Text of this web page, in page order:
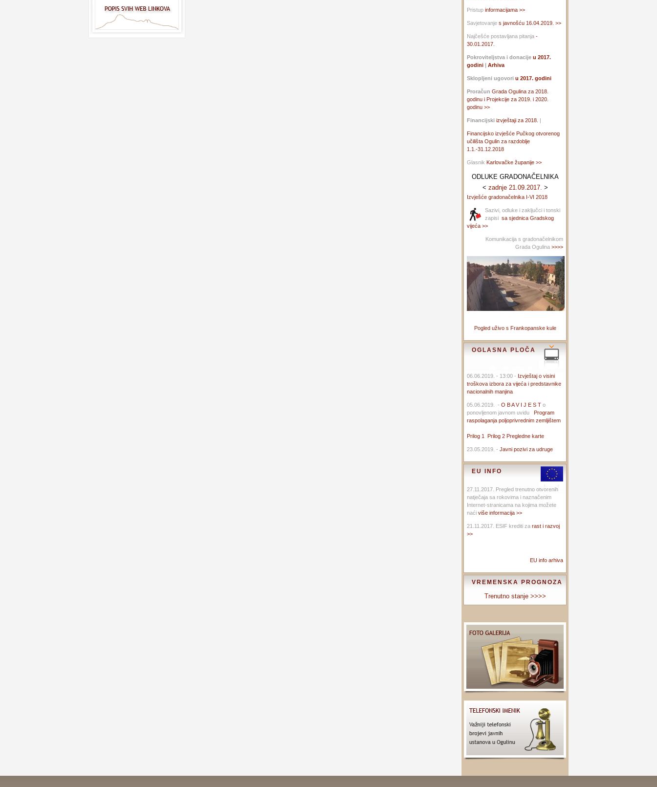
Pristup informacijama >>
Savjetovanje s javnošću 16.04.2019. >>
Najčešće postavljana pitanja -
30.01.2017.
Pokroviteljstva i donacije u 2017.
godini | Arhiva
Sklopljeni ugovori u 2017. godini
Proračun Grada Ogulina za 2018.
godinu i Projekcije za 2019. i 2020.
godinu >>
Financijski izvještaji za 2018. |
Financijsko izvješće Pučkog otvorenog
učilišta Ogulin za razdoblje
1.1.-31.12.2018
Glasnik Karlovačke županije >>
ODLUKE GRADONAČELNIKA
< zadnje 21.09.2017. >
Izvješće gradonačelnika I-VI 2018
Sazivi, odluke i zaključci i tonski
zapisi sa sjednica Gradskog
vijeća >>
Komunikacija s gradonačelnikom
Grada Ogulina >>>>
Pogled uživo s Frankopanske kule
OGLASNA PLOČA
06.06.2019. - 13:00 - Izvještaj o visini
troškova izbora za vijeća i predstavnike
nacionalnih manjina
05.06.2019. - O B A V I J E S T o
ponovljenom javnom uvidu Program
raspolaganja poljoprivrednim zemljištem
Prilog 1 Prilog 2 Pregledne karte
23.05.2019. - Javni pozivi za udruge
EU INFO
27.11.2017. Pregled trenutno otvorenih
natječaja sa rokovima i naznačenim
Internet-stranicama na kojima možete
naći više informacija >>
21.11.2017. ESIF krediti za rast i razvoj
>>
EU info arhiva
VREMENSKA PROGNOZA
Trenutno stanje >>>>